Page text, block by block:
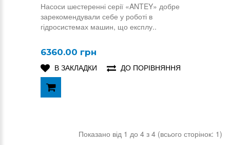
Насоси шестеренні серії «ANTEY» добре
зарекомендували себе у роботі в
гідросистемах машин, що експлу..
6360.00 грн
В ЗАКЛАДКИ
ДО ПОРІВНЯННЯ
Показано від 1 до 4 з 4 (всього сторінок: 1)